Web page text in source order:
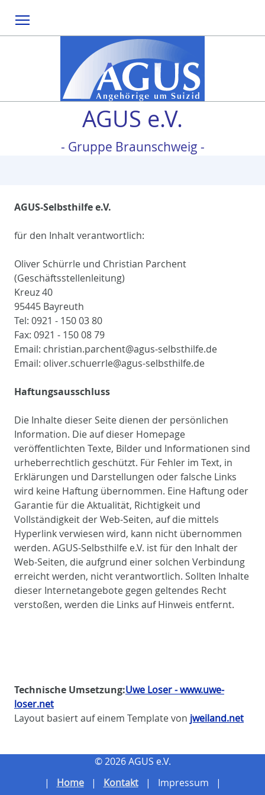
AGUS e.V.
- Gruppe Braunschweig -
AGUS-Selbsthilfe e.V.
für den Inhalt verantwortlich:
Oliver Schürrle und Christian Parchent
(Geschäftsstellenleitung)
Kreuz 40
95445 Bayreuth
Tel: 0921 - 150 03 80
Fax: 0921 - 150 08 79
Email: christian.parchent@agus-selbsthilfe.de
Email: oliver.schuerrle@agus-selbsthilfe.de
Haftungsausschluss
Die Inhalte dieser Seite dienen der persönlichen
Information. Die auf dieser Homepage
veröffentlichten Texte, Bilder und Informationen sind
urheberrechtlich geschützt. Für Fehler im Text, in
Erklärungen und Darstellungen oder falsche Links
wird keine Haftung übernommen. Eine Haftung oder
Garantie für die Aktualität, Richtigkeit und
Vollständigkeit der Web-Seiten, auf die mittels
Hyperlink verwiesen wird, kann nicht übernommen
werden. AGUS-Selbsthilfe e.V. ist für den Inhalt der
Web-Seiten, die aufgrund einer solchen Verbindung
erreicht werden, nicht verantwortlich. Sollten Inhalte
dieser Internetangebote gegen geltendes Recht
verstoßen, werden die Links auf Hinweis entfernt.
Technische Umsetzung:Uwe Loser - www.uwe-
loser.net
Layout basiert auf einem Template von jweiland.net
© 2026 AGUS e.V.
Home
Kontakt Impressum